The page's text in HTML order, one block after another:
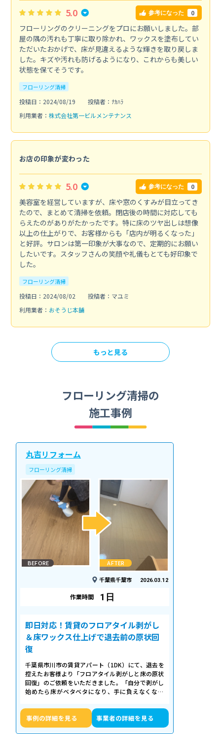
5.0 参考になった 0
フローリングのクリーニングをプロにお願いしました。部
屋の隅の汚れも丁寧に取り除かれ、ワックスを塗布してい
ただいたおかげで、床が見違えるような輝きを取り戻しま
した。キズや汚れも防げるようになり、これからも美しい
状態を保てそうです。
フローリング清掃
投稿日：2024/08/19
投稿者：ﾅｶﾊﾗ
利用業者： 株式会社第一ビルメンテナンス
お店の印象が変わった
5.0 参考になった 0
美容室を経営していますが、床や窓のくすみが目立ってき
たので、まとめて清掃を依頼。閉店後の時間に対応しても
らえたのがありがたかったです。特に床のツヤ出しは想像
以上の仕上がりで、お客様からも「店内が明るくなった」
と好評。サロンは第一印象が大事なので、定期的にお願い
したいです。スタッフさんの笑顔や礼儀もとても好印象で
した。
フローリング清掃
投稿日：2024/08/02
投稿者：マユミ
利用業者： おそうじ本舗
もっと見る
フローリング清掃の
施工事例
丸吉リフォーム
フローリング清掃
BEFORE AFTER
千葉県千葉市 2026.03.12
作業時間 1日
即日対応！賃貸のフロアタイル剥がし
＆床ワックス仕上げで退去前の原状回
復
千葉県市川市の賃貸アパート（1DK）にて、退去を
控えたお客様より「フロアタイル剥がしと床の原状
回復」のご依頼をいただきました。「自分で剥がし
始めたら床がベタベタになり、手に負えなくなっ
事例の詳細を見る 事業者の詳細を見る